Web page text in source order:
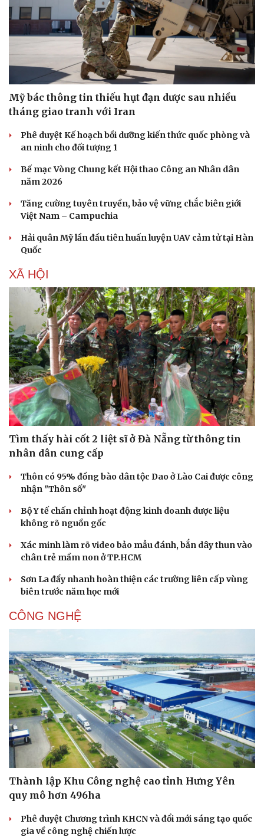
Sức khỏe
Dinh dưỡng - món ngon
Sản phụ khoa
Nhi khoa
Nam khoa
Làm đẹp - giảm cân
Ăn sạch sống khỏe
Đời sống
Tình yêu - Gia đình
Mỹ bác thông tin thiếu hụt đạn dược sau nhiều
tháng giao tranh với Iran
Phê duyệt Kế hoạch bồi dưỡng kiến thức quốc phòng và
an ninh cho đối tượng 1
Bế mạc Vòng Chung kết Hội thao Công an Nhân dân
năm 2026
Tăng cường tuyên truyền, bảo vệ vững chắc biên giới
Việt Nam – Campuchia
Hải quân Mỹ lần đầu tiên huấn luyện UAV cảm tử tại Hàn
Quốc
XÃ HỘI
Tìm thấy hài cốt 2 liệt sĩ ở Đà Nẵng từ thông tin
nhân dân cung cấp
Thôn có 95% đồng bào dân tộc Dao ở Lào Cai được công
nhận "Thôn số"
Bộ Y tế chấn chỉnh hoạt động kinh doanh dược liệu
không rõ nguồn gốc
Xác minh làm rõ video bảo mẫu đánh, bắn dây thun vào
chân trẻ mầm non ở TP.HCM
Sơn La đẩy nhanh hoàn thiện các trường liên cấp vùng
biên trước năm học mới
CÔNG NGHỆ
Thành lập Khu Công nghệ cao tỉnh Hưng Yên
quy mô hơn 496ha
Phê duyệt Chương trình KHCN và đổi mới sáng tạo quốc
gia về công nghệ chiến lược